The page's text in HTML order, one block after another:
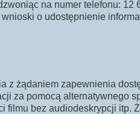
na numer telefonu: 12
o udostępnienie
z żądaniem zapewnienia
za pomocą alternatywnego
filmu bez audiodeskrypcji itp.